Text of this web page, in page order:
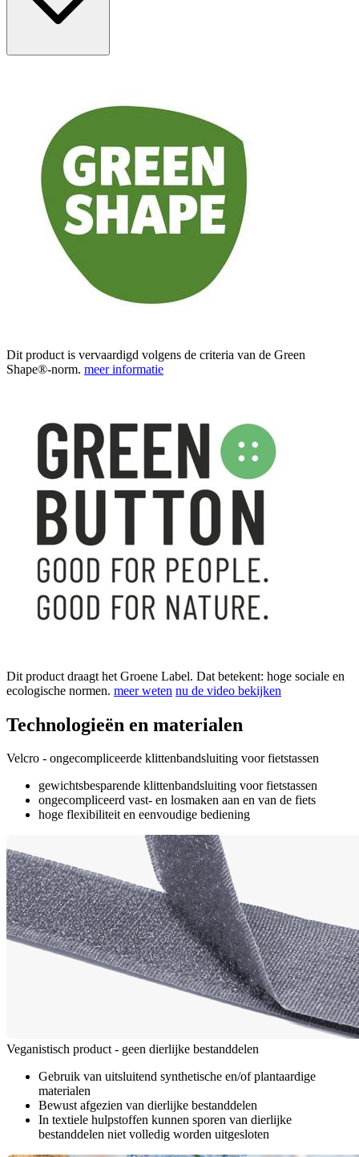
Dit product is vervaardigd volgens de criteria van de Green
Shape®-norm. meer informatie
Dit product draagt het Groene Label. Dat betekent: hoge sociale en
ecologische normen. meer weten nu de video bekijken
Technologieën en materialen
Velcro - ongecompliceerde klittenbandsluiting voor fietstassen
gewichtsbesparende klittenbandsluiting voor fietstassen
ongecompliceerd vast- en losmaken aan en van de fiets
hoge flexibiliteit en eenvoudige bediening
Veganistisch product - geen dierlijke bestanddelen
Gebruik van uitsluitend synthetische en/of plantaardige
materialen
Bewust afgezien van dierlijke bestanddelen
In textiele hulpstoffen kunnen sporen van dierlijke
bestanddelen niet volledig worden uitgesloten